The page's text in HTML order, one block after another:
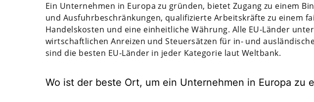
Ein Unternehmen in Europa zu gründen, bietet Zugang zu einem
und Ausfuhrbeschränkungen, qualifizierte Arbeitskräfte zu einem
Handelskosten und eine einheitliche Währung. Alle EU-Länder
wirtschaftlichen Anreizen und Steuersätzen für in- und
sind die besten EU-Länder in jeder Kategorie laut Weltbank.
Wo ist der beste Ort, um ein Unternehmen in Europa zu